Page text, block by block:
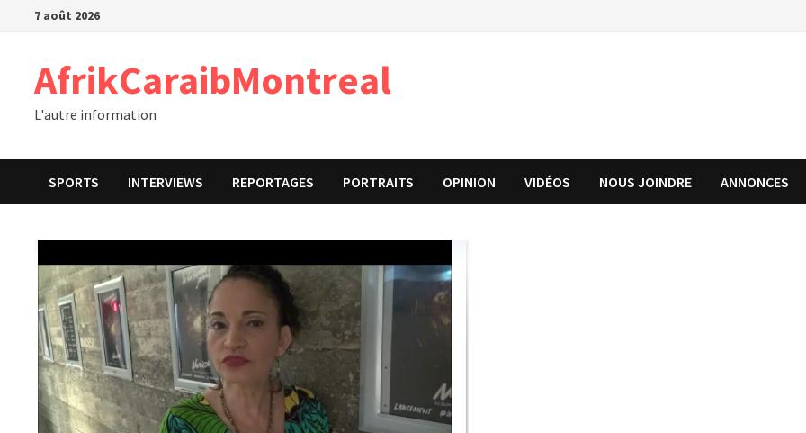
Passer7 août 2026
AfrikCaraibMontreal
L'autre information
SPORTS INTERVIEWS REPORTAGES PORTRAITS OPINION VIDÉOS NOUS JOINDRE ANNONCES